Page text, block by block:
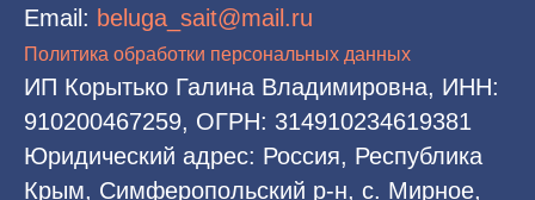
Email: beluga_sait@mail.ru
Политика обработки персональных данных
ИП Корытько Галина Владимировна, ИНН:
910200467259, ОГРН: 314910234619381
Юридический адрес: Россия, Республика
Крым, Симферопольский р-н, с. Мирное,